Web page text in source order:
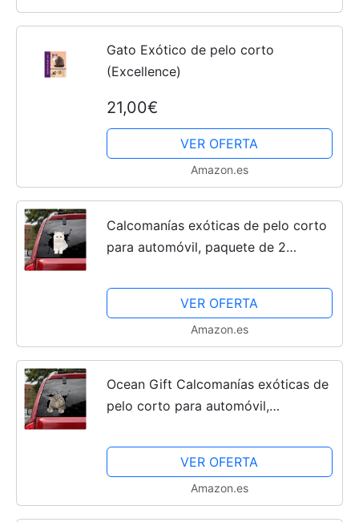
Gato Exótico de pelo corto
(Excellence)
21,00€
VER OFERTA
Amazon.es
Calcomanías exóticas de pelo corto
para automóvil, paquete de 2
pulgadas, regalos del océano,
calcomanías y calcomanías...
VER OFERTA
Amazon.es
Ocean Gift Calcomanías exóticas de
pelo corto para automóvil,
paquete de 2 calcomanías de pelo
corto exóticas realistas para...
VER OFERTA
Amazon.es